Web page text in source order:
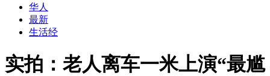
华人
最新
生活经
实拍：老人离车一米上演“最尴